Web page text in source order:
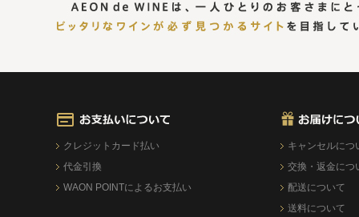
クレジットカード払い
代金引換
WAON POINTによるお支払い
キャンセルにつ
交換・返金につ
配送について
送料について